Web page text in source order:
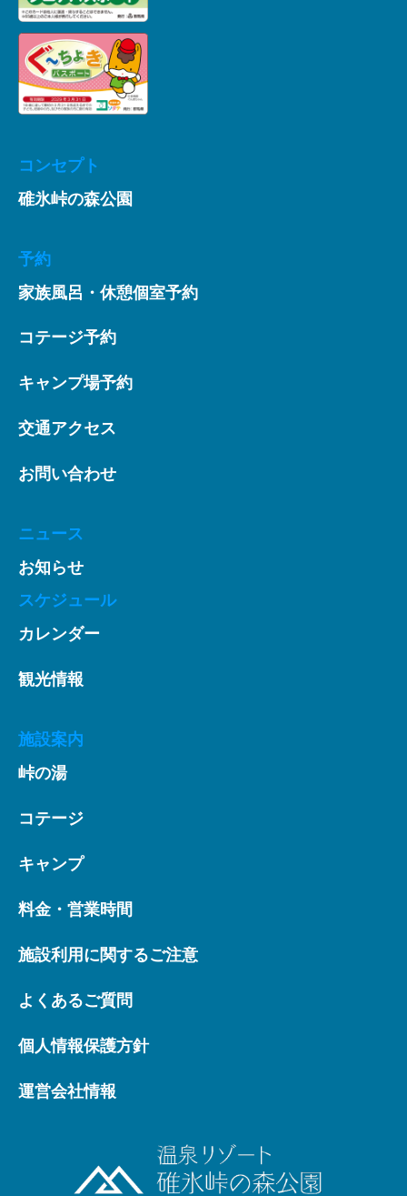
コンセプト
碓氷峠の森公園
予約
家族風呂・休憩個室予約
コテージ予約
キャンプ場予約
交通アクセス
お問い合わせ
ニュース
お知らせ
スケジュール
カレンダー
観光情報
施設案内
峠の湯
コテージ
キャンプ
料金・営業時間
施設利用に関するご注意
よくあるご質問
個人情報保護方針
運営会社情報